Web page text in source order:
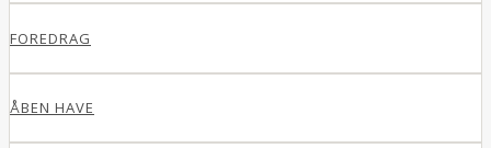
FOREDRAG
ÅBEN HAVE